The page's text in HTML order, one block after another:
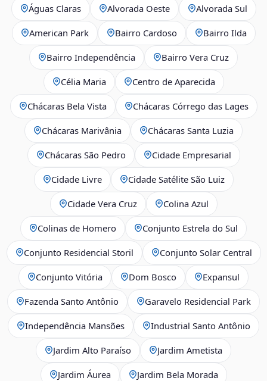
Águas Claras Alvorada Oeste Alvorada Sul
American Park Bairro Cardoso Bairro Ilda
Bairro Independência Bairro Vera Cruz
Célia Maria Centro de Aparecida
Chácaras Bela Vista Chácaras Córrego das Lages
Chácaras Marivânia Chácaras Santa Luzia
Chácaras São Pedro Cidade Empresarial
Cidade Livre Cidade Satélite São Luiz
Cidade Vera Cruz Colina Azul
Colinas de Homero Conjunto Estrela do Sul
Conjunto Residencial Storil Conjunto Solar Central
Conjunto Vitória Dom Bosco Expansul
Fazenda Santo Antônio Garavelo Residencial Park
Independência Mansões Industrial Santo Antônio
Jardim Alto Paraíso Jardim Ametista
Jardim Áurea Jardim Bela Morada